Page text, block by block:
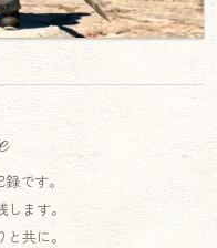
です。
ます。
共に。